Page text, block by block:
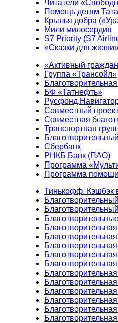
Читатели
Помощь детям
Крылья добра
Мили милосердия
S7 Priority (S7
«Сказки для
«Активный
Группа «Трансойл»
БФ «Татнефть»
Совместный
Совместная
Транспортная
Сбербанк
РНКБ Банк (ПАО)
Программа
Программа помощи
Тинькофф. Кэшбэк